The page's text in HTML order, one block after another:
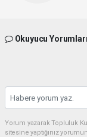
Okuyucu Yorumları
Yorum yazarak Topluluk
sitesine yaptığınız